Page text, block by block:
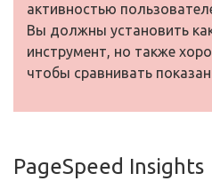
активностью
Вы должны установить
инструмент, но также
чтобы сравнивать
PageSpeed Insights